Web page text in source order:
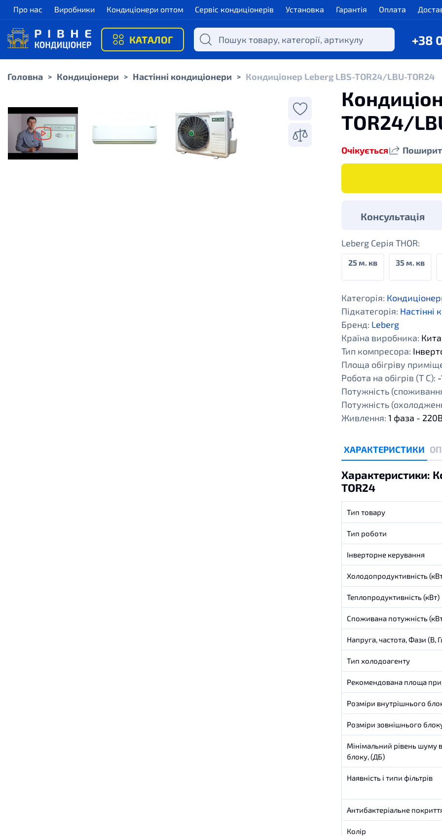
Про нас Виробники Кондиціонери оптом Сервіс кондиціонерів Установка Гарантія Оплата
КАТАЛОГ +38
Головна > Кондиціонери > Настінні кондиціонери > Кондиціонер Leberg LBS-TOR24/LBU-TOR24
TOR24/
Очікується
Консультація
Leberg Cерія THOR:
25 м. кв 35 м. кв
Категорія:
Підкатегорія: Настінні
Бренд: Leberg
Країна виробника:
Тип компресора:
Площа обігріву
Робота на обігрів (Т С):
Потужність
Потужність
Живлення: 1 фаза -
ХАРАКТЕРИСТИКИ
Характеристики:
TOR24
Тип товару
Тип роботи
Інверторне керування
Холодопродуктивність
Теплопродуктивність (кВт)
Споживана потужність
Напруга, частота, Фази (В,
Тип холодоагенту
Рекомендована площа
Розміри внутрішнього
Розміри зовнішнього
Мінімальний рівень шуму
блоку, (ДБ)
Наявність і типи фільтрів
Антибактеріальне
Колір